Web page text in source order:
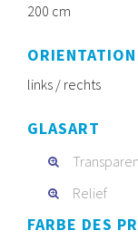
200 cm
ORIENTATION
links / rechts
GLASART
Relief
FARBE DES